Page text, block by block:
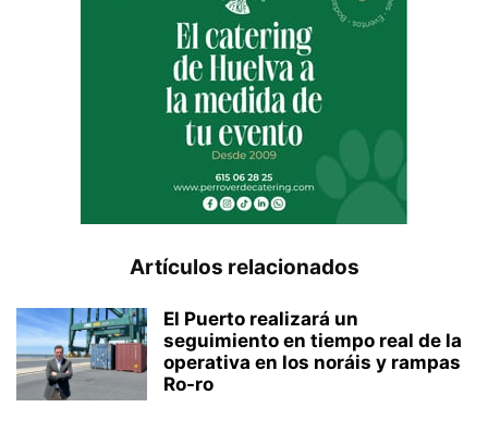
Artículos relacionados
El Puerto realizará un
seguimiento en tiempo real de la
operativa en los noráis y rampas
Ro-ro